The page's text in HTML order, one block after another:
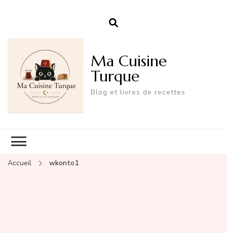
Ma Cuisine
Turque
Blog et livres de recettes
Accueil wkonto1